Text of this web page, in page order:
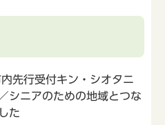
先行受付キン・シオタニ
シニアのための地域とつな
た